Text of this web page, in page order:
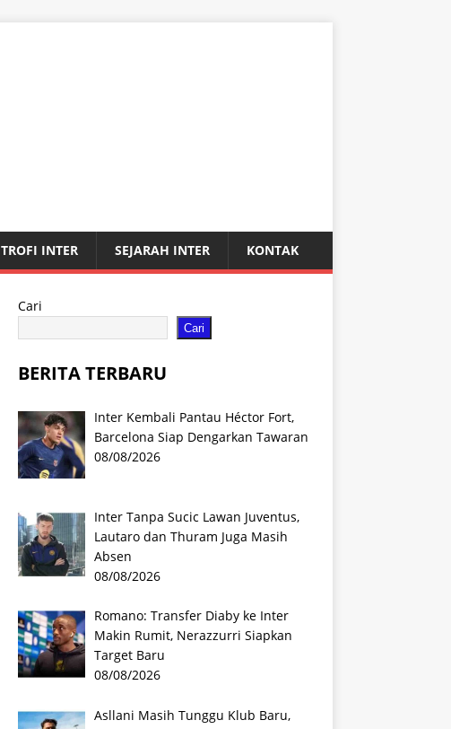
TROFI INTER SEJARAH INTER KONTAK
Cari
Cari
BERITA TERBARU
Inter Kembali Pantau Héctor Fort,
Barcelona Siap Dengarkan Tawaran
08/08/2026
Inter Tanpa Sucic Lawan Juventus,
Lautaro dan Thuram Juga Masih
Absen
08/08/2026
Romano: Transfer Diaby ke Inter
Makin Rumit, Nerazzurri Siapkan
Target Baru
08/08/2026
Asllani Masih Tunggu Klub Baru,